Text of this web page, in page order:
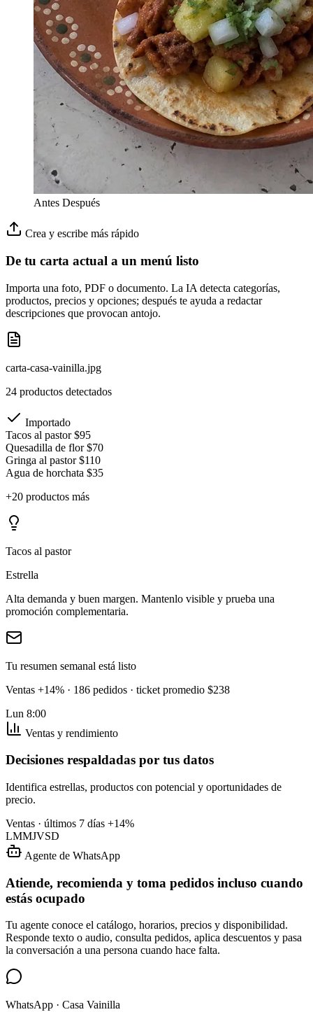
Antes Después
Crea y escribe más rápido
De tu carta actual a un menú listo
Importa una foto, PDF o documento. La IA detecta categorías,
productos, precios y opciones; después te ayuda a redactar
descripciones que provocan antojo.
carta-casa-vainilla.jpg
24 productos detectados
Importado
Tacos al pastor $95
Quesadilla de flor $70
Gringa al pastor $110
Agua de horchata $35
+20 productos más
Tacos al pastor
Estrella
Alta demanda y buen margen. Mantenlo visible y prueba una
promoción complementaria.
Tu resumen semanal está listo
Ventas +14% · 186 pedidos · ticket promedio $238
Lun 8:00
Ventas y rendimiento
Decisiones respaldadas por tus datos
Identifica estrellas, productos con potencial y oportunidades de
precio.
Ventas · últimos 7 días +14%
LMMJVSD
Agente de WhatsApp
Atiende, recomienda y toma pedidos incluso cuando
estás ocupado
Tu agente conoce el catálogo, horarios, precios y disponibilidad.
Responde texto o audio, consulta pedidos, aplica descuentos y pasa
la conversación a una persona cuando hace falta.
WhatsApp · Casa Vainilla